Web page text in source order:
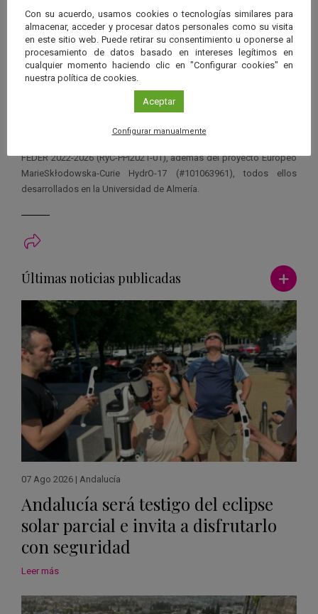
Los investigadores han encontrado que el yeso, un mineral que
contiene agua en su estructura, aparece en superficie y en profundidad
de los suelos de este desierto.
Ministerio de Ciencia e Innovación
dirigidos por Fernando Gázquez, el contrato Ramón y Cajal
FEDER 2022-2026 (RyC-PPI2021-01), además del proyecto Europeo
MarieSkłodowska-Curie HydrO-17 (#101063961), todos ellos
desarrollados en la Universidad de Almería.
Últimas noticias publicadas Ver más
07 Ago 2026 | Andalucía
Andalucía será testigo del eclipse
solar parcial e invita a disfrutarlo
con seguridad
Leer más
Con su acuerdo, usamos cookies o tecnologías similares para
almacenar, acceder y procesar datos personales como su visita
en este sitio web. Puede retirar su consentimiento u oponerse al
procesamiento de datos basado en intereses legítimos en
cualquier momento haciendo clic en "Configurar cookies" en
nuestra política de cookies.
Aceptar
Configurar manualmente